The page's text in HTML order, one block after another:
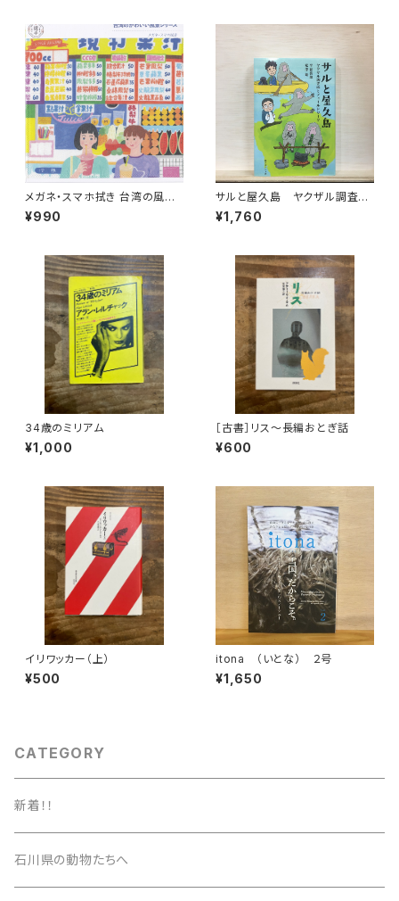
メガネ・スマホ拭き 台湾の風景
（ジューススタンド）
¥990
サルと屋久島 ヤクザル調査隊
とフィールドワーク
¥1,760
34歳のミリアム
¥1,000
［古書］リス〜長編おとぎ話
¥600
イリワッカー（上）
¥500
itona （いとな） ２号
¥1,650
CATEGORY
新着！！
石川県の動物たちへ